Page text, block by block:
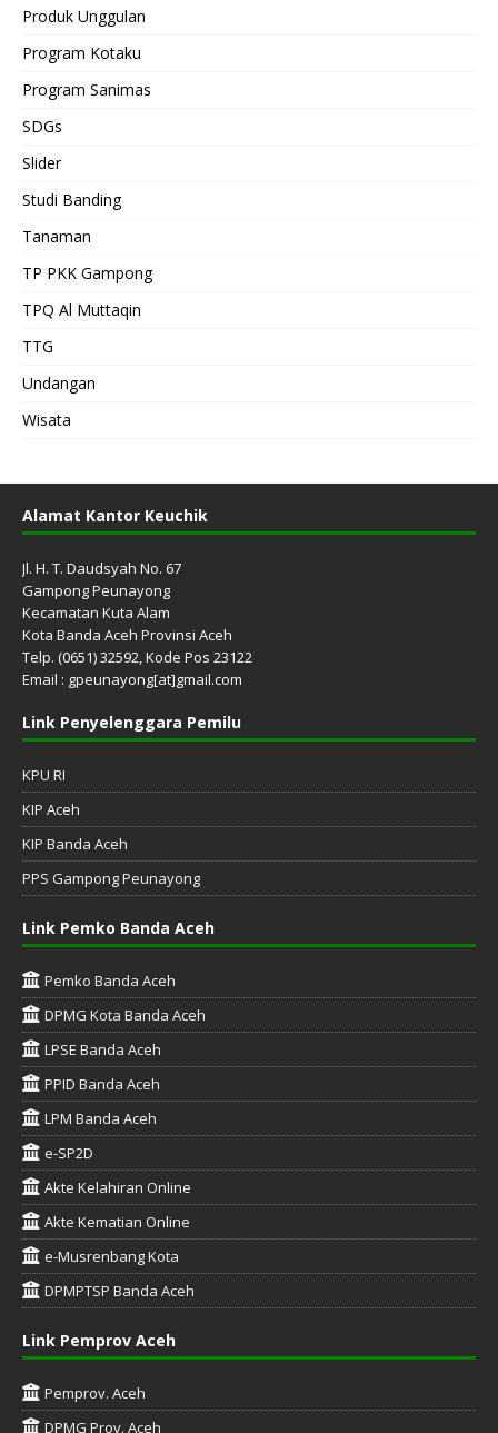
Produk Unggulan
Program Kotaku
Program Sanimas
SDGs
Slider
Studi Banding
Tanaman
TP PKK Gampong
TPQ Al Muttaqin
TTG
Undangan
Wisata
Alamat Kantor Keuchik
Jl. H. T. Daudsyah No. 67
Gampong Peunayong
Kecamatan Kuta Alam
Kota Banda Aceh Provinsi Aceh
Telp. (0651) 32592, Kode Pos 23122
Email : gpeunayong[at]gmail.com
Link Penyelenggara Pemilu
KPU RI
KIP Aceh
KIP Banda Aceh
PPS Gampong Peunayong
Link Pemko Banda Aceh
Pemko Banda Aceh
DPMG Kota Banda Aceh
LPSE Banda Aceh
PPID Banda Aceh
LPM Banda Aceh
e-SP2D
Akte Kelahiran Online
Akte Kematian Online
e-Musrenbang Kota
DPMPTSP Banda Aceh
Link Pemprov Aceh
Pemprov. Aceh
DPMG Prov. Aceh